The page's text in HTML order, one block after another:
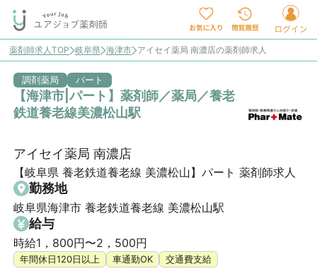
薬剤師求人TOP 岐阜県 海津市 アイセイ薬局 南濃店の薬剤師求人
調剤薬局 パート
【海津市|パート】薬剤師／薬局／養老
鉄道養老線美濃松山駅
アイセイ薬局 南濃店
【岐阜県 養老鉄道養老線 美濃松山】パート 薬剤師求人
勤務地
岐阜県海津市 養老鉄道養老線 美濃松山駅
給与
時給1，800円〜2，500円
年間休日120日以上 車通勤OK 交通費支給